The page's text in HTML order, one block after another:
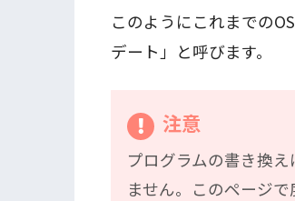
このようにこれまでの
デート」と呼びます。
注意
プログラムの書き換
ません。このページ